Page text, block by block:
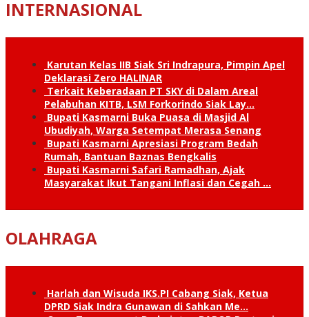
INTERNASIONAL
Karutan Kelas IIB Siak Sri Indrapura, Pimpin Apel
Deklarasi Zero HALINAR
Terkait Keberadaan PT SKY di Dalam Areal
Pelabuhan KITB, LSM Forkorindo Siak Lay…
Bupati Kasmarni Buka Puasa di Masjid Al
Ubudiyah, Warga Setempat Merasa Senang
Bupati Kasmarni Apresiasi Program Bedah
Rumah, Bantuan Baznas Bengkalis
Bupati Kasmarni Safari Ramadhan, Ajak
Masyarakat Ikut Tangani Inflasi dan Cegah …
OLAHRAGA
Harlah dan Wisuda IKS.PI Cabang Siak, Ketua
DPRD Siak Indra Gunawan di Sahkan Me…